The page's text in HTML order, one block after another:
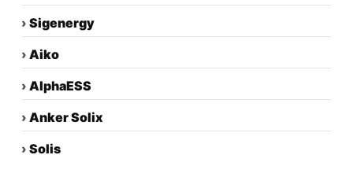
› Sigenergy
› Aiko
› AlphaESS
› Anker Solix
› Solis